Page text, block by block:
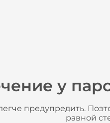
у
предупредить.
равной